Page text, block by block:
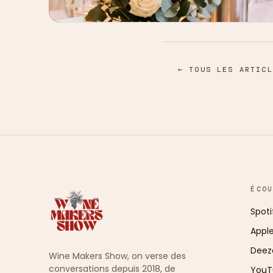
← TOUS LES
Wine Makers Show, on verse des
conversations depuis 2018, de